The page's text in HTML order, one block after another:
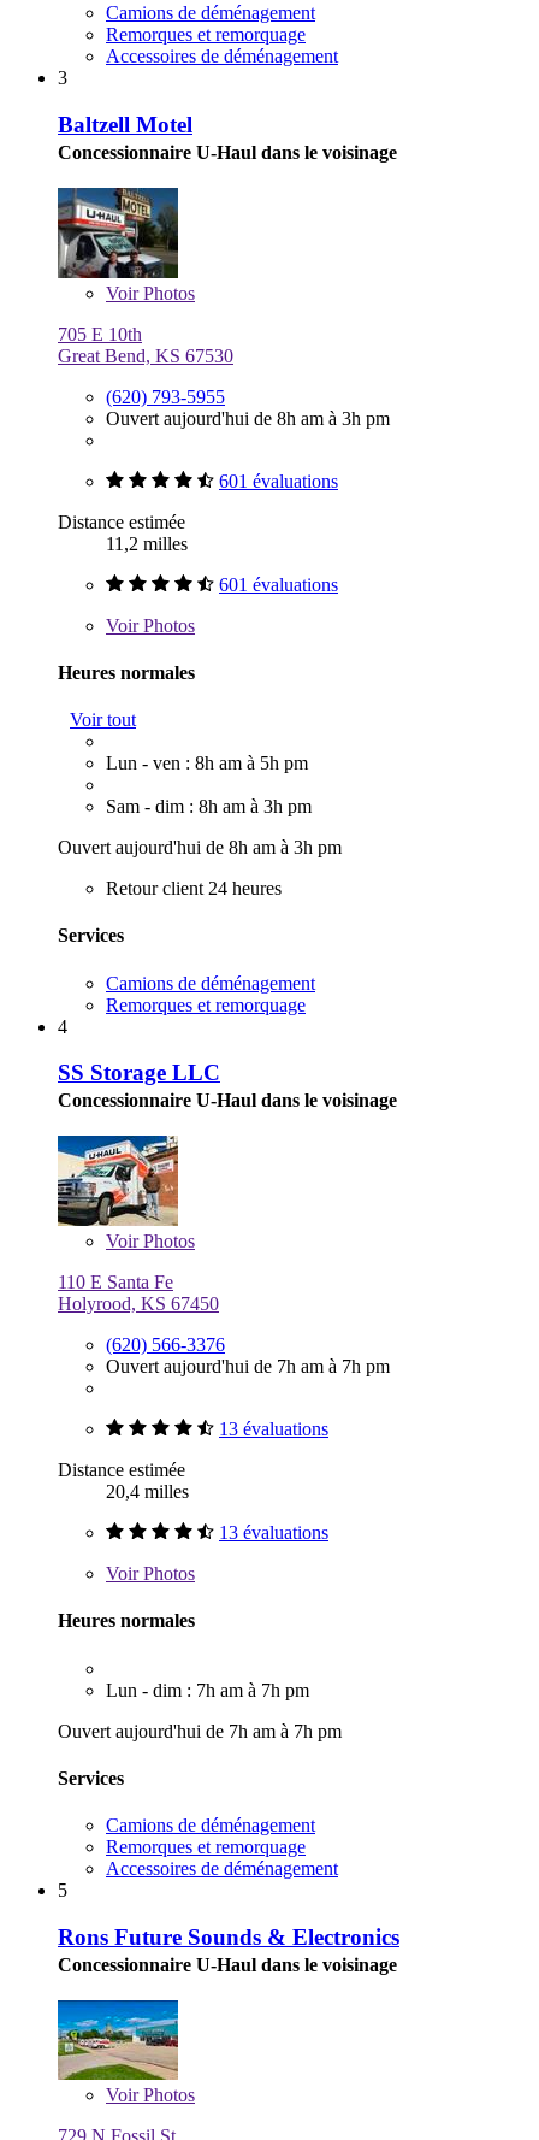
Camions de déménagement
Remorques et remorquage
Accessoires de déménagement
3
Baltzell Motel
Concessionnaire U-Haul dans le voisinage
VoirPhotos
705 E 10th
Great Bend, KS 67530
(620) 793-5955
Ouvert aujourd'hui de 8h am à 3h pm
601 évaluations
Distance estimée
11,2 milles
601 évaluations
VoirPhotos
Heures normales
Voir tout
Lun - ven : 8h am à 5h pm
Sam - dim : 8h am à 3h pm
Ouvert aujourd'hui de 8h am à 3h pm
Retour client 24 heures
Services
Camions de déménagement
Remorques et remorquage
4
SS Storage LLC
Concessionnaire U-Haul dans le voisinage
VoirPhotos
110 E Santa Fe
Holyrood, KS 67450
(620) 566-3376
Ouvert aujourd'hui de 7h am à 7h pm
13 évaluations
Distance estimée
20,4 milles
13 évaluations
VoirPhotos
Heures normales
Lun - dim : 7h am à 7h pm
Ouvert aujourd'hui de 7h am à 7h pm
Services
Camions de déménagement
Remorques et remorquage
Accessoires de déménagement
5
Rons Future Sounds & Electronics
Concessionnaire U-Haul dans le voisinage
VoirPhotos
729 N Fossil St